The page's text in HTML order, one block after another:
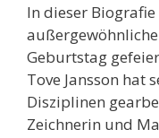
In dieser
Geburtstag
Tove Jansson hat
Disziplinen
Zeichnerin und